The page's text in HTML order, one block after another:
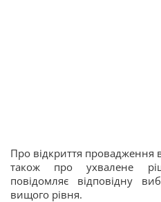
Про відкриття провадження
також про ухвалене
повідомляє відповідну
вищого рівня.